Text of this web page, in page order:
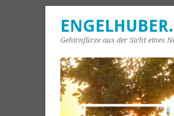
Gehirnfürze aus der Sicht eines